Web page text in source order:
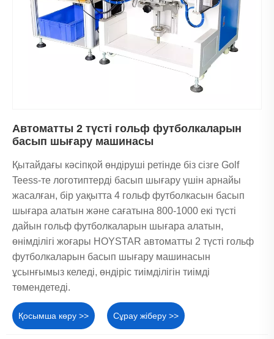
Автоматты 2 түсті гольф футболкаларын
басып шығару машинасы
Қытайдағы кәсіпқой өндіруші ретінде біз сізге Golf
Teess-те логотиптерді басып шығару үшін арнайы
жасалған, бір уақытта 4 гольф футболкасын басып
шығара алатын және сағатына 800-1000 екі түсті
дайын гольф футболкаларын шығара алатын,
өнімділігі жоғары HOYSTAR автоматты 2 түсті гольф
футболкаларын басып шығару машинасын
ұсынғымыз келеді, өндіріс тиімділігін тиімді
төмендетеді.
Қосымша көру >> Сұрау жіберу >>